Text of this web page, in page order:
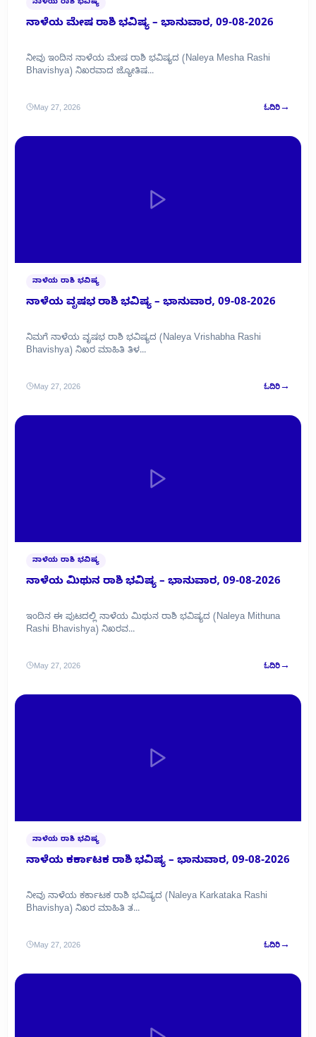
ನಾಳೆಯ ರಾಶಿ ಭವಿಷ್ಯ
ನಾಳೆಯ ಮೇಷ ರಾಶಿ ಭವಿಷ್ಯ – ಭಾನುವಾರ, 09-08-2026
ನೀವು ಇಂದಿನ ನಾಳೆಯ ಮೇಷ ರಾಶಿ ಭವಿಷ್ಯದ (Naleya Mesha Rashi
Bhavishya) ನಿಖರವಾದ ಜ್ಯೋತಿಷ...
May 27, 2026 ಓದಿರಿ→
ನಾಳೆಯ ರಾಶಿ ಭವಿಷ್ಯ
ನಾಳೆಯ ವೃಷಭ ರಾಶಿ ಭವಿಷ್ಯ – ಭಾನುವಾರ, 09-08-2026
ನಿಮಗೆ ನಾಳೆಯ ವೃಷಭ ರಾಶಿ ಭವಿಷ್ಯದ (Naleya Vrishabha Rashi
Bhavishya) ನಿಖರ ಮಾಹಿತಿ ತಿಳ...
May 27, 2026 ಓದಿರಿ→
ನಾಳೆಯ ರಾಶಿ ಭವಿಷ್ಯ
ನಾಳೆಯ ಮಿಥುನ ರಾಶಿ ಭವಿಷ್ಯ – ಭಾನುವಾರ, 09-08-2026
ಇಂದಿನ ಈ ಪುಟದಲ್ಲಿ ನಾಳೆಯ ಮಿಥುನ ರಾಶಿ ಭವಿಷ್ಯದ (Naleya Mithuna
Rashi Bhavishya) ನಿಖರವ...
May 27, 2026 ಓದಿರಿ→
ನಾಳೆಯ ರಾಶಿ ಭವಿಷ್ಯ
ನಾಳೆಯ ಕರ್ಕಾಟಕ ರಾಶಿ ಭವಿಷ್ಯ – ಭಾನುವಾರ, 09-08-2026
ನೀವು ನಾಳೆಯ ಕರ್ಕಾಟಕ ರಾಶಿ ಭವಿಷ್ಯದ (Naleya Karkataka Rashi
Bhavishya) ನಿಖರ ಮಾಹಿತಿ ತ...
May 27, 2026 ಓದಿರಿ→